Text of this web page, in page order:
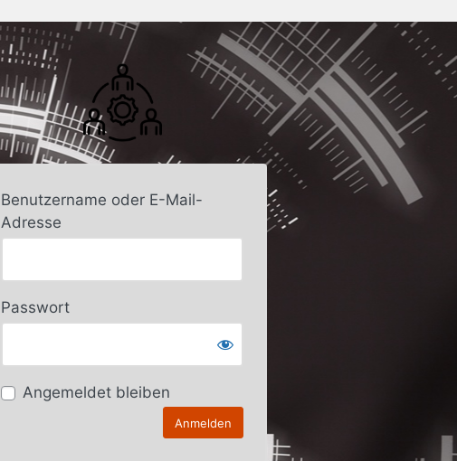
Benutzername oder E-Mail-
Adresse
Passwort
Angemeldet bleiben